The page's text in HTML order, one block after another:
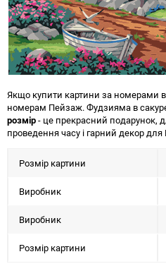
Якщо купити картини за номерами в
номерам Пейзаж. Фудзияма в
розмір- це прекрасний подарунок,
проведення часу і гарний декор
Розмір картини
Виробник
Виробник
Розмір картини